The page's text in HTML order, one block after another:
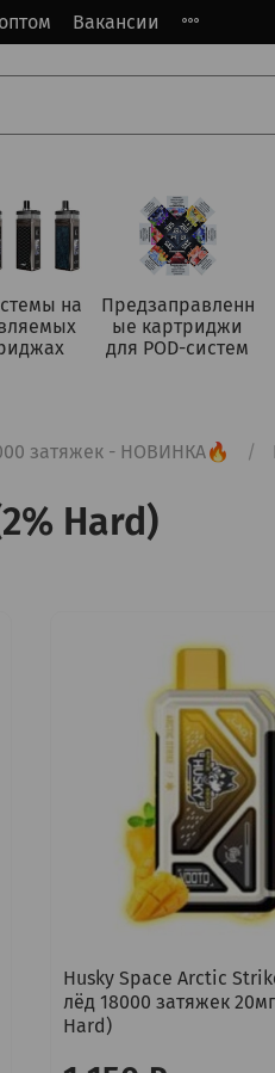
Вакансии
на
Предзаправленн
ые картриджи
для POD-систем
затяжек - НОВИНКА🔥
Hard)
Husky Space Arctic
лёд 18000 затяжек
Hard)